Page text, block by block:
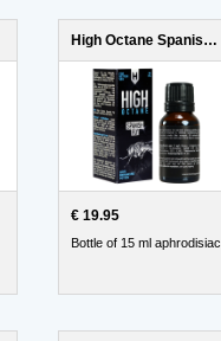
High Octane Spanish Fly
€ 19.95
Bottle of 15 ml aphrodisiac